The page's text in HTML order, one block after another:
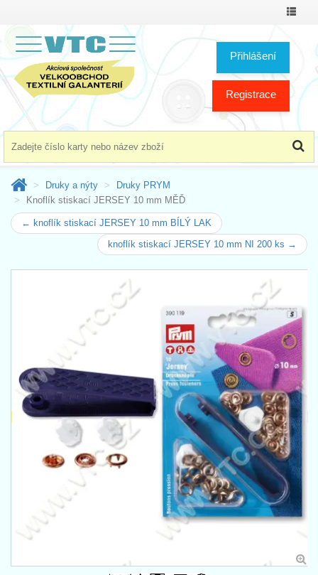
Přihlášení
Registrace
Druky a nýty
Druky PRYM
Knoflík stiskací JERSEY 10 mm MĚĎ
← knoflík stiskací JERSEY 10 mm BÍLÝ LAK
knoflík stiskací JERSEY 10 mm NI 200 ks →